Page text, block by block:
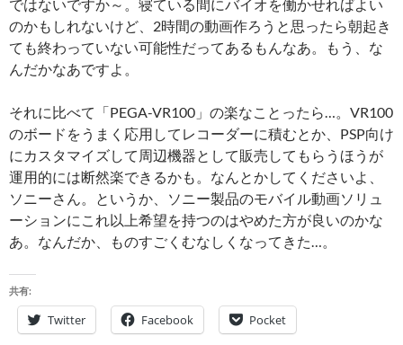
ではないですか～。寝ている間にバイオを働かせればよい
のかもしれないけど、2時間の動画作ろうと思ったら朝起き
ても終わっていない可能性だってあるもんなあ。もう、な
んだかなあですよ。
それに比べて「PEGA-VR100」の楽なことったら…。VR100
のボードをうまく応用してレコーダーに積むとか、PSP向け
にカスタマイズして周辺機器として販売してもらうほうが
運用的には断然楽できるかも。なんとかしてくださいよ、
ソニーさん。というか、ソニー製品のモバイル動画ソリュ
ーションにこれ以上希望を持つのはやめた方が良いのかな
あ。なんだか、ものすごくむなしくなってきた…。
共有:
Twitter Facebook Pocket